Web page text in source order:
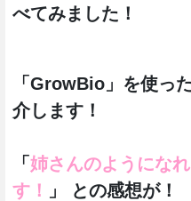
べてみました！
「GrowBio」を使っ
介します！
「姉さんのようにな
す！
」 との感想が！